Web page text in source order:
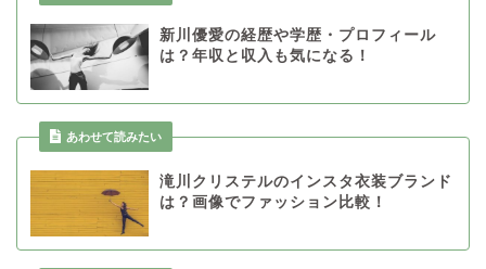
新川優愛の経歴や学歴・プロフィール
は？年収と収入も気になる！
あわせて読みたい
滝川クリステルのインスタ衣装ブランド
は？画像でファッション比較！